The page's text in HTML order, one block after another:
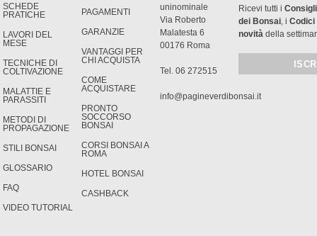
SCHEDE
PRATICHE
LAVORI DEL
MESE
TECNICHE DI
COLTIVAZIONE
MALATTIE E
PARASSITI
METODI DI
PROPAGAZIONE
STILI BONSAI
GLOSSARIO
FAQ
VIDEO TUTORIAL
PAGAMENTI
GARANZIE
VANTAGGI PER
CHI ACQUISTA
COME
ACQUISTARE
PRONTO
SOCCORSO
BONSAI
CORSI BONSAI A
ROMA
HOTEL BONSAI
CASHBACK
uninominale
Via Roberto
Malatesta 6
00176 Roma
Tel. 06 272515
info@pagineverdibonsai.it
Ricevi tutti i
dei Bonsai, iCodici
novità della